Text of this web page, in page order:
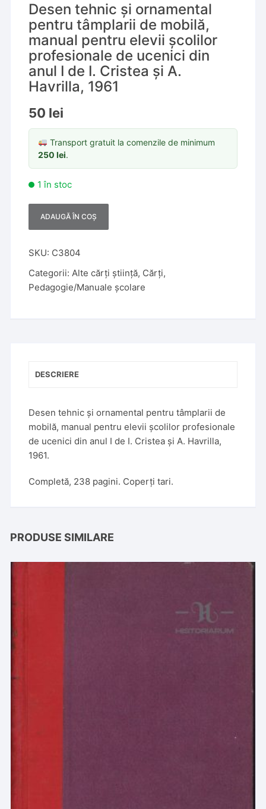
Desen tehnic și ornamental
pentru tâmplarii de mobilă,
manual pentru elevii școlilor
profesionale de ucenici din
anul I de I. Cristea și A.
Havrilla, 1961
50 lei
Transport gratuit la comenzile de minimum
250lei.
1 în stoc
ADAUGĂ ÎN COȘ
t
SKU: C3804
Categorii:Alte cărți știință, Cărți,
Pedagogie/Manuale școlare
DESCRIERE
Desen tehnic și ornamental pentru tâmplarii de
mobilă, manual pentru elevii școlilor profesionale
de ucenici din anul I de I. Cristea și A. Havrilla,
1961.
Completă, 238 pagini. Coperți tari.
PRODUSE SIMILARE